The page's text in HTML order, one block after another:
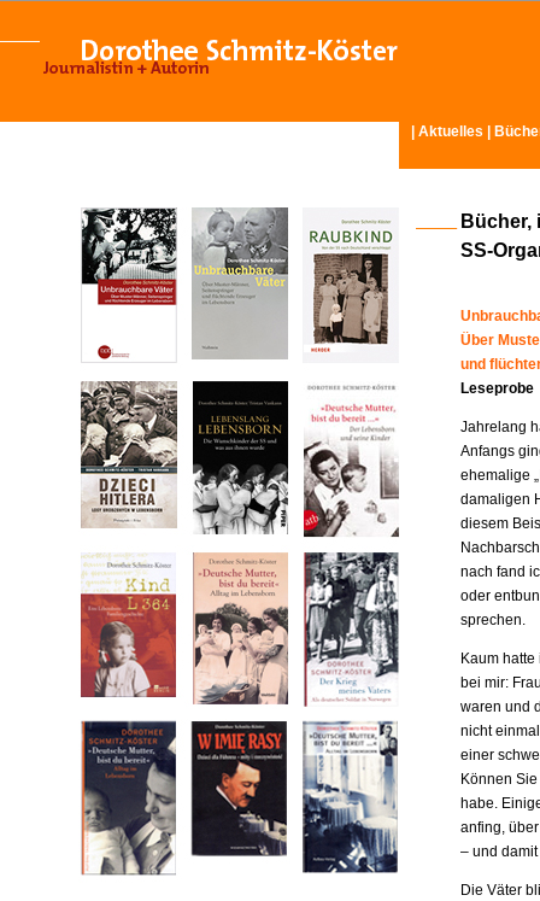
Aktuelles
Bücher,
SS-
Über
und
Leseprobe
Jahrelang
Anfangs
ehemalige
damaligen
diesem
nach fand
oder
sprechen.
Kaum
bei mir:
waren und
nicht
einer
Können
habe.
anfing,
– und
Die Väter